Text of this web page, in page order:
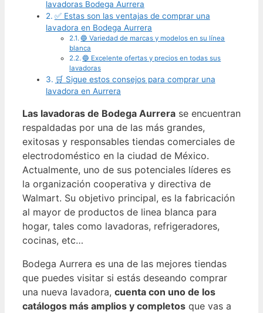
lavadoras Bodega Aurrera
✅ Estas son las ventajas de comprar una
lavadora en Bodega Aurrera
🔵 Variedad de marcas y modelos en su línea
blanca
🔵 Excelente ofertas y precios en todas sus
lavadoras
🛒 Sigue estos consejos para comprar una
lavadora en Aurrera
Las lavadoras de Bodega Aurrera se encuentran
respaldadas por una de las más grandes,
exitosas y responsables tiendas comerciales de
electrodoméstico en la ciudad de México.
Actualmente, uno de sus potenciales líderes es
la organización cooperativa y directiva de
Walmart. Su objetivo principal, es la fabricación
al mayor de productos de linea blanca para
hogar, tales como lavadoras, refrigeradores,
cocinas, etc…
Bodega Aurrera es una de las mejores tiendas
que puedes visitar si estás deseando comprar
una nueva lavadora, cuenta con uno de los
catálogos más amplios y completos que vas a